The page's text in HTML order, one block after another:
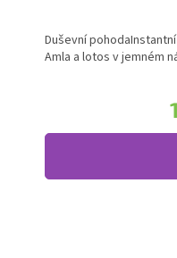
Průměrné hodnocení
Duševní
Amla a lotos v jemném